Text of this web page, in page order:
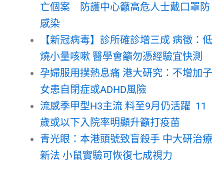
亡個案 防護中心籲高危人士戴口罩防
感染
【新冠病毒】診所確診增三成 病徵：低
燒小量咳嗽 醫學會籲勿憑經驗宜快測
孕婦服用撲熱息痛 港大研究：不增加子
女患自閉症或ADHD風險
流感季甲型H3主流 料至9月仍活躍 11
歲或以下入院率明顯升籲打疫苗
青光眼：本港頭號致盲殺手 中大研治療
新法 小鼠實驗可恢復七成視力